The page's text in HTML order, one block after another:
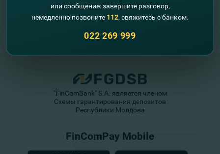
"FinComBank" S.A. является членом
Схемы гарантирования депозитов
Республики Молдова
FinComPay Mobile
или сообщение: завершите разговор,
немедленно позвоните 112, свяжитесь с банком.
022 269 999